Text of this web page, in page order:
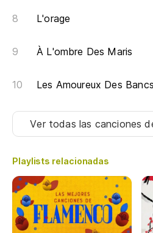
L'orage
À L'ombre Des Maris
Les Amoureux Des
Ver todas las canciones
Playlists relacionadas